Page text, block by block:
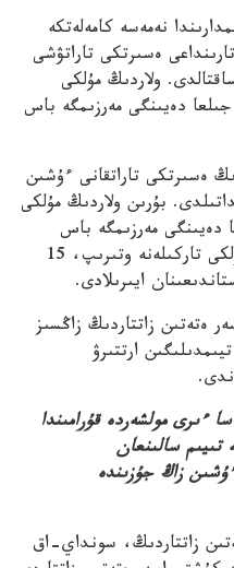
نەمەسە كامەلەتكە
ەسىرتكى تاراتۋشى
ولاردىڭ مۇلكى
تاركىلەنەدى جانە 15 جىلدان 20 جىلعا دەيىنگى مەرزىمگە باس
ەسىرتكى تاراتقانى ءۇشىن
بۇرىن ولاردىڭ مۇلكى
10 جىلدان 15 جىلعا دەيىنگى مەرزىمگە باس
بوستاندىعىنان ايىرىلسا، ەندى مۇلكى تاركىلەنە وتىرىپ، 15
ەتەتىن زاتتاردىڭ زاڭسىز
ارتتىرۋ
ءىرى مولشەردە قۇرامىندا
تىيىم سالىنعان
زاڭ جۇزىندە
زاتتاردىڭ، سونداي-اق